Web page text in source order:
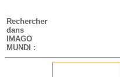
-
Rechercher
dans
IMAGO
MUNDI :